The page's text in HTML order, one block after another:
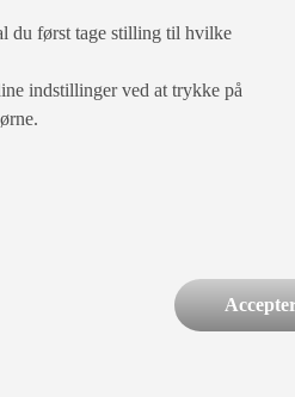
Enkeltsenge
du først tage stilling til hvilke
indstillinger ved at trykke på